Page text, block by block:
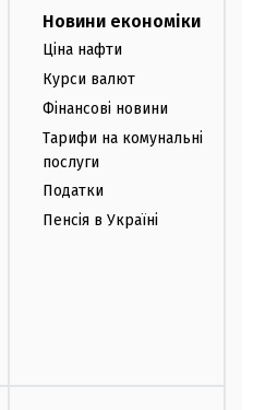
Новини економіки
Ціна нафти
Курси валют
Фінансові новини
Тарифи на комунальні
послуги
Податки
Пенсія в Україні